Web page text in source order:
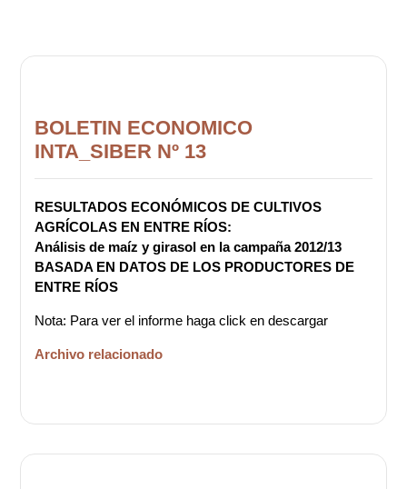
BOLETIN ECONOMICO
INTA_SIBER Nº 13
RESULTADOS ECONÓMICOS DE CULTIVOS
AGRÍCOLAS EN ENTRE RÍOS:
Análisis de maíz y girasol en la campaña 2012/13
BASADA EN DATOS DE LOS PRODUCTORES DE
ENTRE RÍOS
Nota: Para ver el informe haga click en descargar
Archivo relacionado